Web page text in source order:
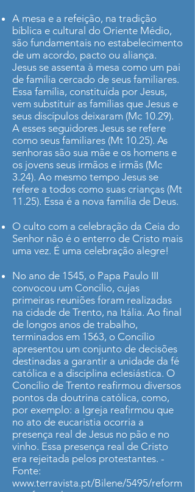
A mesa e a refeição, na tradição
bíblica e cultural do Oriente Médio,
são fundamentais no estabelecimento
de um acordo, pacto ou aliança.
Jesus se assenta à mesa como um pai
de família cercado de seus familiares.
Essa família, constituída por Jesus,
vem substituir as famílias que Jesus e
seus discípulos deixaram (Mc 10.29).
A esses seguidores Jesus se refere
como seus familiares (Mt 10.25). As
senhoras são sua mãe e os homens e
os jovens seus irmãos e irmãs (Mc
3.24). Ao mesmo tempo Jesus se
refere a todos como suas crianças (Mt
11.25). Essa é a nova família de Deus.
O culto com a celebração da Ceia do
Senhor não é o enterro de Cristo mais
uma vez. É uma celebração alegre!
No ano de 1545, o Papa Paulo III
convocou um Concílio, cujas
primeiras reuniões foram realizadas
na cidade de Trento, na Itália. Ao final
de longos anos de trabalho,
terminados em 1563, o Concílio
apresentou um conjunto de decisões
destinadas a garantir a unidade da fé
católica e a disciplina eclesiástica. O
Concílio de Trento reafirmou diversos
pontos da doutrina católica, como,
por exemplo: a Igreja reafirmou que
no ato de eucaristia ocorria a
presença real de Jesus no pão e no
vinho. Essa presença real de Cristo
era rejeitada pelos protestantes. -
Fonte:
www.terravista.pt/Bilene/5495/reform